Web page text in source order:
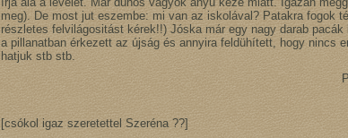
meg). De most jut eszembe: mi van az iskolával? Patakra fogok
részletes felvilágositást kérek!!) Jóska már egy nagy darab
a pillanatban érkezett az újság és annyira feldühített, hogy nincs
hatjuk stb stb.
Piszi-
[csókol igaz szeretettel Szeréna ??]